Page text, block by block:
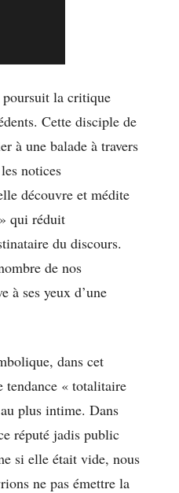
la critique
Cette disciple de
à une balade à travers
notices
découvre et médite
qui réduit
du discours.
de nos
à ses yeux d’une
dans cet
tendance « totalitaire
plus intime. Dans
réputé jadis public
si elle était vide, nous
ne pas émettre la